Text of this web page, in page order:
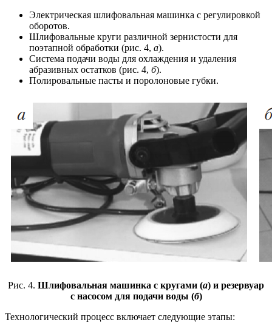
Электрическая шлифовальная машинка с регулировкой
оборотов.
Шлифовальные круги различной зернистости для
поэтапной обработки (рис. 4, а).
Система подачи воды для охлаждения и удаления
абразивных остатков (рис. 4, б).
Полировальные пасты и поролоновые губки.
Рис. 4. Шлифовальная машинка с кругами (а) и резервуар
с насосом для подачи воды (б)
Технологический процесс включает следующие этапы: